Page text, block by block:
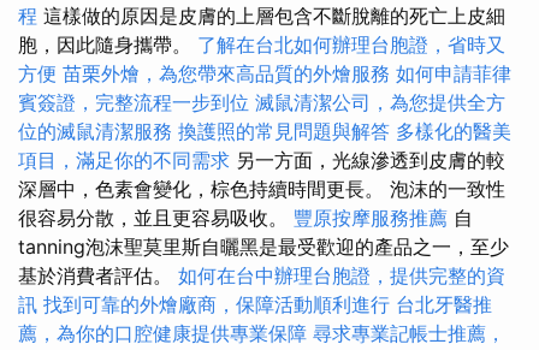
程 這樣做的原因是皮膚的上層包含不斷脫離的死亡上皮細
胞，因此隨身攜帶。 了解在台北如何辦理台胞證，省時又
方便 苗栗外燴，為您帶來高品質的外燴服務 如何申請菲律
賓簽證，完整流程一步到位 滅鼠清潔公司，為您提供全方
位的滅鼠清潔服務 換護照的常見問題與解答 多樣化的醫美
項目，滿足你的不同需求 另一方面，光線滲透到皮膚的較
深層中，色素會變化，棕色持續時間更長。 泡沫的一致性
很容易分散，並且更容易吸收。 豐原按摩服務推薦 自
tanning泡沫聖莫里斯自曬黑是最受歡迎的產品之一，至少
基於消費者評估。 如何在台中辦理台胞證，提供完整的資
訊 找到可靠的外燴廠商，保障活動順利進行 台北牙醫推
薦，為你的口腔健康提供專業保障 尋求專業記帳士推薦，